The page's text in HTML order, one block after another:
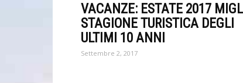
VACANZE: ESTATE 2017
STAGIONE TURISTICA DEGLI
ULTIMI 10 ANNI
Settembre 2, 2017